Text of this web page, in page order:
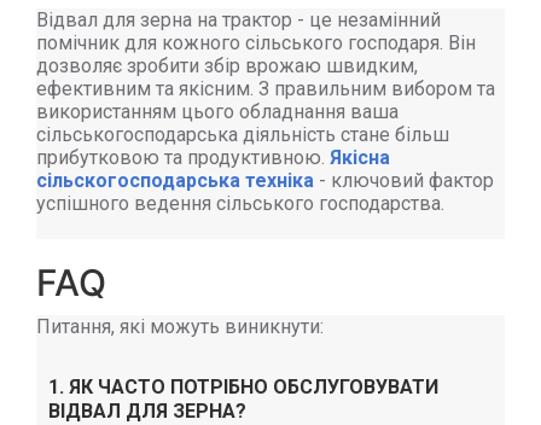
Відвал для зерна на трактор - це незамінний
помічник для кожного сільського господаря. Він
дозволяє зробити збір врожаю швидким,
ефективним та якісним. З правильним вибором та
використанням цього обладнання ваша
сільськогосподарська діяльність стане більш
прибутковою та продуктивною. Якісна
сільскогосподарська техніка - ключовий фактор
успішного ведення сільського господарства.
FAQ
Питання, які можуть виникнути:
1. ЯК ЧАСТО ПОТРІБНО ОБСЛУГОВУВАТИ
ВІДВАЛ ДЛЯ ЗЕРНА?